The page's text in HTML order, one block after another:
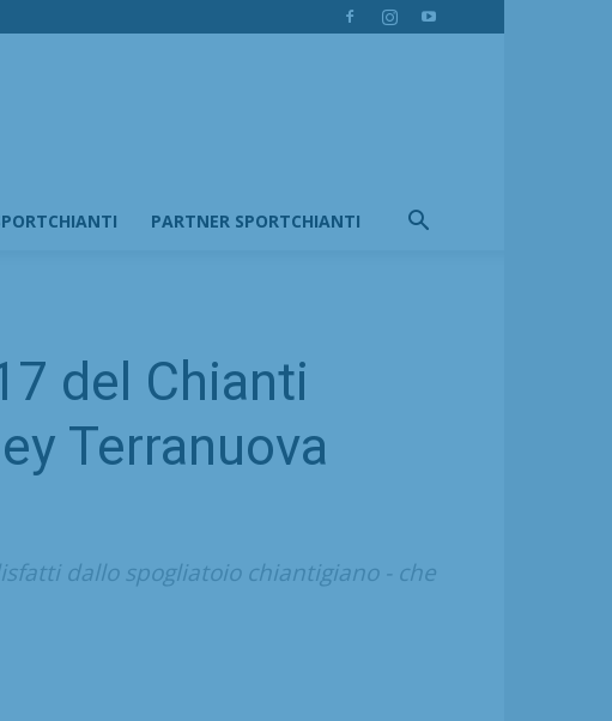
PARTNER SPORTCHIANTI
del Chianti
Terranuova
dallo spogliatoio chiantigiano - che